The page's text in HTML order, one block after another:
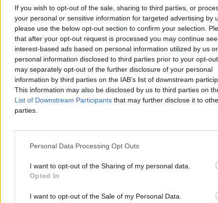
If you wish to opt-out of the sale, sharing to third parties, or
your personal or sensitive information for targeted advertising by
please use the below opt-out section to confirm your selection.
that after your opt-out request is processed you may continue
interest-based ads based on personal information utilized by us or
personal information disclosed to third parties prior to your opt-
may separately opt-out of the further disclosure of your personal
information by third parties on the IAB’s list of downstream
This information may also be disclosed by us to third parties on
List of Downstream Participants that may further disclose it to
parties.
Personal Data Processing Opt Outs
I want to opt-out of the Sharing of my personal data.
Opted In
I want to opt-out of the Sale of my Personal Data.
Ranking europejskich wywiadów. Polska w
pierwszej dziesiątce
magazynu „L'Express”. Zestawienie powstało na podstawie ocen 60
Holandia i Ukraina.
Aleksandra Cieślik